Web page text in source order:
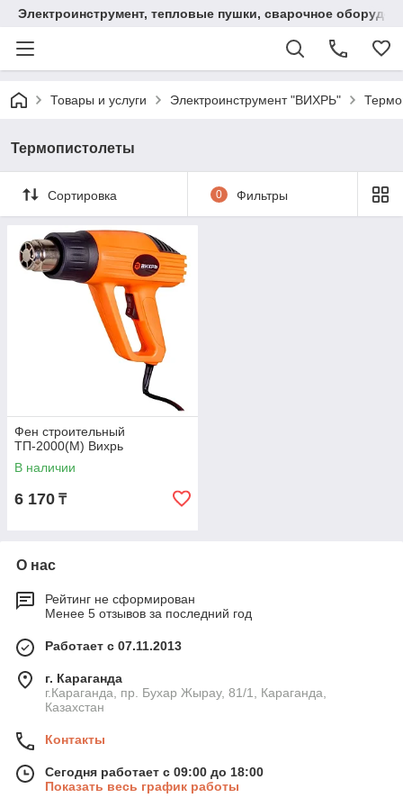
Электроинструмент, тепловые пушки, сварочное
Товары и услуги Электроинструмент "ВИХРЬ"
Термопистолеты
Сортировка 0 Фильтры
Фен строительный
ТП-2000(М) Вихрь
В наличии
6 170 ₸
О нас
Рейтинг не сформирован
Менее 5 отзывов за последний год
Работает с 07.11.2013
г. Караганда
г.Караганда, пр. Бухар Жырау, 81/1, Караганда,
Казахстан
Контакты
Сегодня работает с 09:00 до 18:00
Показать весь график работы